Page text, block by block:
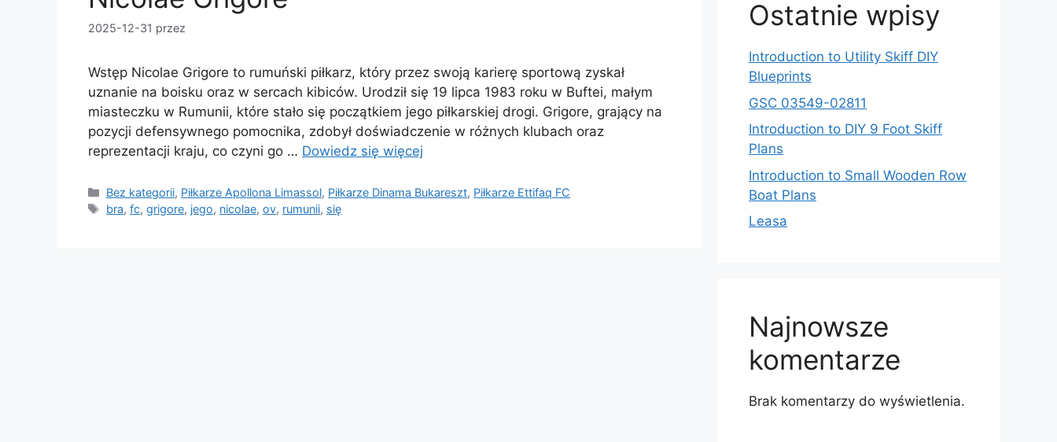
2025-12-31 przez
Wstęp Nicolae Grigore to rumuński piłkarz, który przez swoją karierę sportową zyskał
uznanie na boisku oraz w sercach kibiców. Urodził się 19 lipca 1983 roku w Buftei, małym
miasteczku w Rumunii, które stało się początkiem jego piłkarskiej drogi. Grigore, grający na
pozycji defensywnego pomocnika, zdobył doświadczenie w różnych klubach oraz
reprezentacji kraju, co czyni go … Dowiedz się więcej
Kategorie
Bez kategorii, Piłkarze Apollona Limassol, Piłkarze Dinama Bukareszt, Piłkarze Ettifaq FC
Tagi
bra,fc,grigore, jego, nicolae,ov, rumunii, się
Ostatnie wpisy
Introduction to Utility Skiff DIY
Blueprints
GSC 03549-02811
Introduction to DIY 9 Foot Skiff
Plans
Introduction to Small Wooden Row
Boat Plans
Leasa
Najnowsze
komentarze
Brak komentarzy do wyświetlenia.